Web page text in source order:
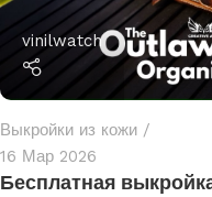
vinilwatch
Выкройки из кожи
16 Мар 2026
Бесплатная